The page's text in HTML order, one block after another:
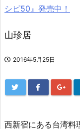
シピ50』発売中！
山珍居
2016年5月25日
西新宿にある台湾料